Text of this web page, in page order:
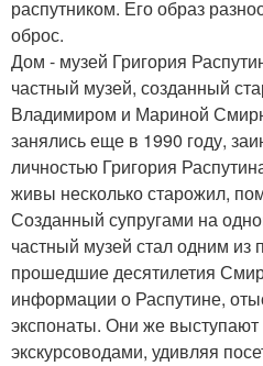
распутником. Его образ
оброс.
Дом - музей Григория
частный музей, созданный
Владимиром и Мариной
занялись еще в 1990 году,
личностью Григория
живы несколько старожил,
Созданный супругами на
частный музей стал одним
прошедшие десятилетия
информации о Распутине,
экспонаты. Они же
экскурсоводами, удивляя